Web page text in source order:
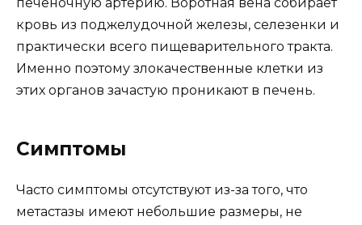
печеночную артерию. Воротная вена собирает
кровь из поджелудочной железы, селезенки и
практически всего пищеварительного тракта.
Именно поэтому злокачественные клетки из
этих органов зачастую проникают в печень.
Симптомы
Часто симптомы отсутствуют из-за того, что
метастазы имеют небольшие размеры, не